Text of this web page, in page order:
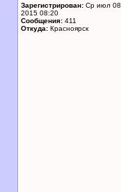
Зарегистрирован: Ср июл 08,
2015 08:20
Сообщения: 411
Откуда: Красноярск